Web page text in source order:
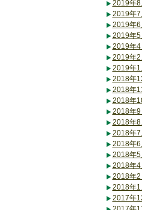
2019年8
2019年7
2019年6
2019年5
2019年4
2019年2
2019年1
2018年
2018年
2018年
2018年9
2018年8
2018年7
2018年6
2018年5
2018年4
2018年2
2018年1
2017年